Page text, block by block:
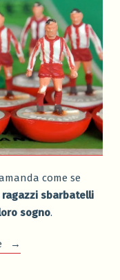
come se
sbarbatelli
sogno.
“Una